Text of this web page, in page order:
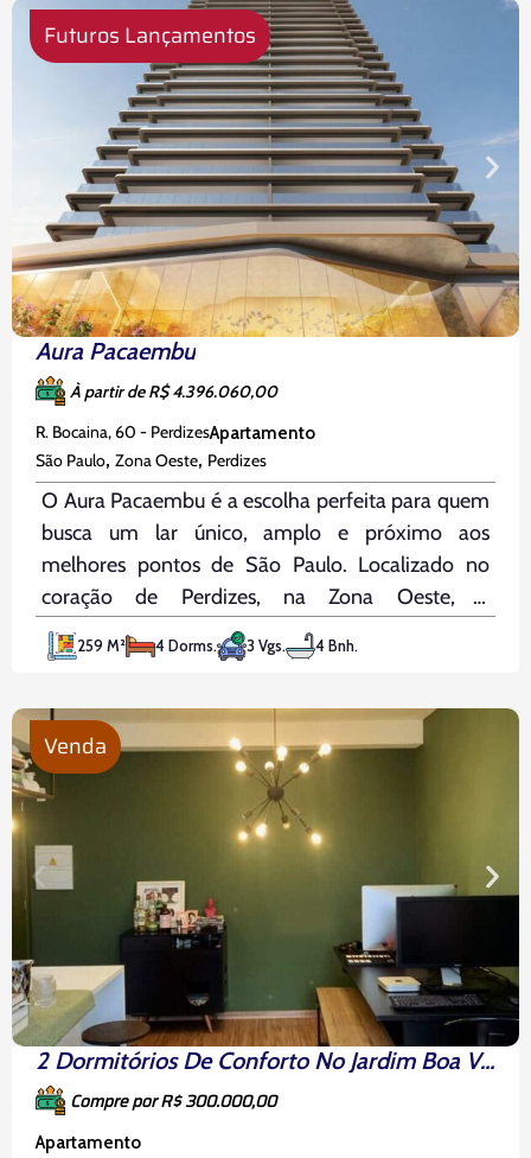
público.
Aura Pacaembu
À partir de R$ 4.396.060,00
R. Bocaina, 60 - PerdizesApartamento
São Paulo, Zona Oeste, Perdizes
O Aura Pacaembu é a escolha perfeita para quem
busca um lar único, amplo e próximo aos
melhores pontos de São Paulo. Localizado no
coração de Perdizes, na Zona Oeste, o
empreendimento oferece a exclusividade de
morar perto de tudo, como o Museu do Futebol, o
Futuros Lançamentos
259 M² 4 Dorms. 3 Vgs. 4 Bnh.
2 Dormitórios De Conforto No Jardim Boa Vista
Compre por R$ 300.000,00
Apartamento
Venda